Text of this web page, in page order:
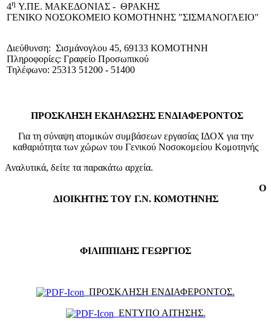
4η Υ.ΠΕ. ΜΑΚΕΔΟΝΙΑΣ - ΘΡΑΚΗΣ
ΓΕΝΙΚΟ NΟΣΟΚΟΜΕΙΟ ΚΟΜΟΤΗΝΗΣ "ΣΙΣΜΑΝΟΓΛΕΙΟ"
Διεύθυνση: Σισμάνογλου 45, 69133 ΚΟΜΟΤΗΝΗ
Πληροφορίες: Γραφείο Προσωπικού
Τηλέφωνο: 25313 51200 - 51400
ΠΡΟΣΚΛΗΣΗ ΕΚΔΗΛΩΣΗΣ ΕΝΔΙΑΦΕΡΟΝΤΟΣ
Για τη σύναψη ατομικών συμβάσεων εργασίας ΙΔΟΧ για την
καθαριότητα των χώρων του Γενικού Νοσοκομείου Κομοτηνής
Αναλυτικά, δείτε τα παρακάτω αρχεία.
Ο
ΔΙΟΙΚΗΤΗΣ ΤΟΥ Γ.Ν. ΚΟΜΟΤΗΝΗΣ
ΦΙΛΙΠΠΙΔΗΣ ΓΕΩΡΓΙΟΣ
ΠΡΟΣΚΛΗΣΗ ΕΝΔΙΑΦΕΡΟΝΤΟΣ.
ΕΝΤΥΠΟ ΑΙΤΗΣΗΣ.